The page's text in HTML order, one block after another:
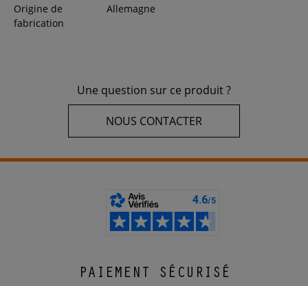
Origine de
fabrication
Allemagne
Une question sur ce produit ?
NOUS CONTACTER
PAIEMENT SÉCURISÉ